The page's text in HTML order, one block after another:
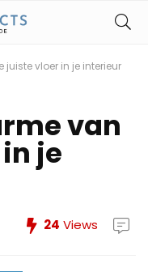
vloer in je interieur
van
je
24 Views